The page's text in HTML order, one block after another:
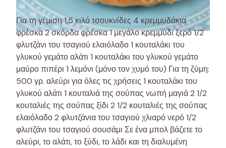
Για τη γέμιση 1,5 κιλό τσουκνίδες 4 κρεμμυδάκια
φρέσκα 2 σκόρδα φρέσκα 1 μεγάλο κρεμμύδι ξερό 1/2
φλυτζάνι του τσαγιού ελαιόλαδο 1 κουταλάκι του
γλυκού γεμάτο αλάτι 1 κουταλάκι του γλυκού γεμάτο
μαύρο πιπέρι 1 λεμόνι (μόνο τον χυμό του) Για τη ζύμη:
500 γρ. αλεύρι για όλες τις χρήσεις 1 κουταλάκι του
γλυκού αλάτι 1 κουταλιά της σούπας νωπή μαγιά 2 1/2
κουταλιές της σούπας ξίδι 2 1/2 κουταλιές της σούπας
ελαιόλαδο 2 φλυτζάνια του τσαγιού χλιαρό νερό 1/2
φλυτζάνι του τσαγιού σουσάμι Σε ένα μπολ βάζετε το
αλεύρι, το αλάτι, το ξύδι, το λάδι και τη διαλυμένη